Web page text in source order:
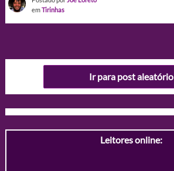
emTirinhas
Ir para post aleatório
Leitores online: